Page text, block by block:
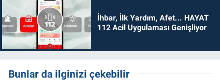
İhbar, İlk Yardım, Afet... HAYAT
112 Acil Uygulaması Genişliyor
Bunlar da ilginizi çekebilir